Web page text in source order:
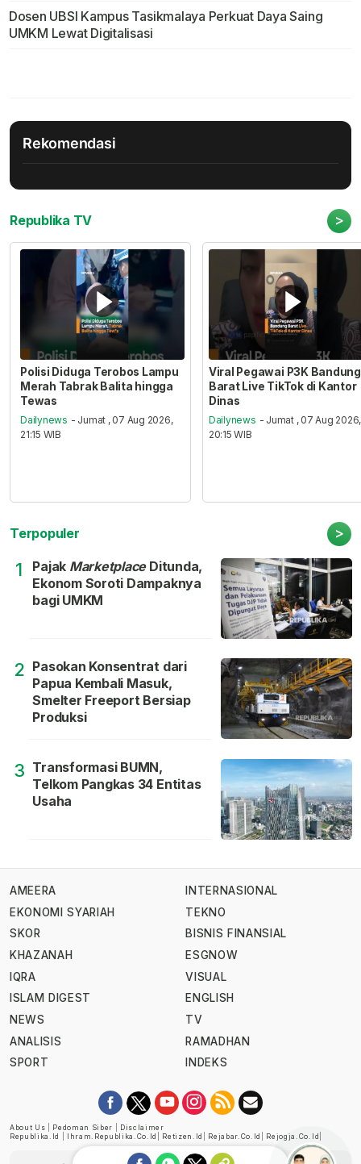
Dosen UBSI Kampus Tasikmalaya Perkuat Daya Saing
UMKM Lewat Digitalisasi
Rekomendasi
Republika TV >
Polisi Diduga Terobos Lampu
Merah Tabrak Balita hingga
Tewas
Dailynews - Jumat , 07 Aug 2026,
21:15 WIB
Viral Pegawai P3K Bandung
Barat Live TikTok di Kantor
Dinas
Dailynews - Jumat , 07 Aug 2026,
20:15 WIB
Terpopuler >
1 Pajak MarketplaceDitunda,
Ekonom Soroti Dampaknya
bagi UMKM
2 Pasokan Konsentrat dari
Papua Kembali Masuk,
Smelter Freeport Bersiap
Produksi
3 Transformasi BUMN,
Telkom Pangkas 34 Entitas
Usaha
AMEERA
EKONOMI SYARIAH
SKOR
KHAZANAH
IQRA
ISLAM DIGEST
NEWS
ANALISIS
SPORT
INTERNASIONAL
TEKNO
BISNIS FINANSIAL
ESGNOW
VISUAL
ENGLISH
TV
RAMADHAN
INDEKS
About Us Pedoman Siber
Disclaimer
Republika.id
Ihram.republika.co.id Retizen.id Rejabar.co.id Rejogja.co.id